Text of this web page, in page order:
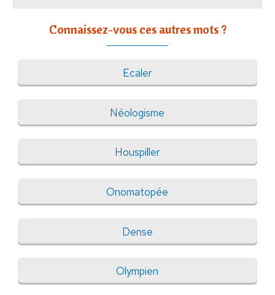
Connaissez-vous ces autres mots ?
Ecaler
Néologisme
Houspiller
Onomatopée
Dense
Olympien